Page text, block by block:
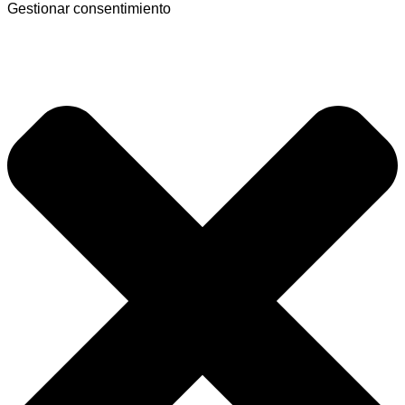
Gestionar consentimiento